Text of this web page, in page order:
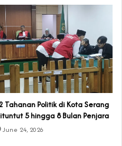
Tahanan Politik di Kota Serang
5 hingga 8 Bulan Penjara‎‎
June 24, 2026